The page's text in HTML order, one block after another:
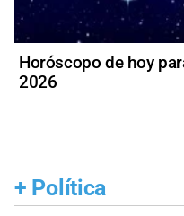
Horóscopo de hoy
2026
+ Política